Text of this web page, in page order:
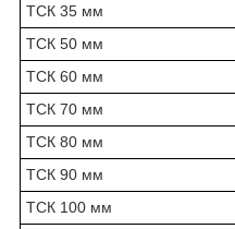
ТСК 35 мм
ТСК 50 мм
ТСК 60 мм
ТСК 70 мм
ТСК 80 мм
ТСК 90 мм
ТСК 100 мм